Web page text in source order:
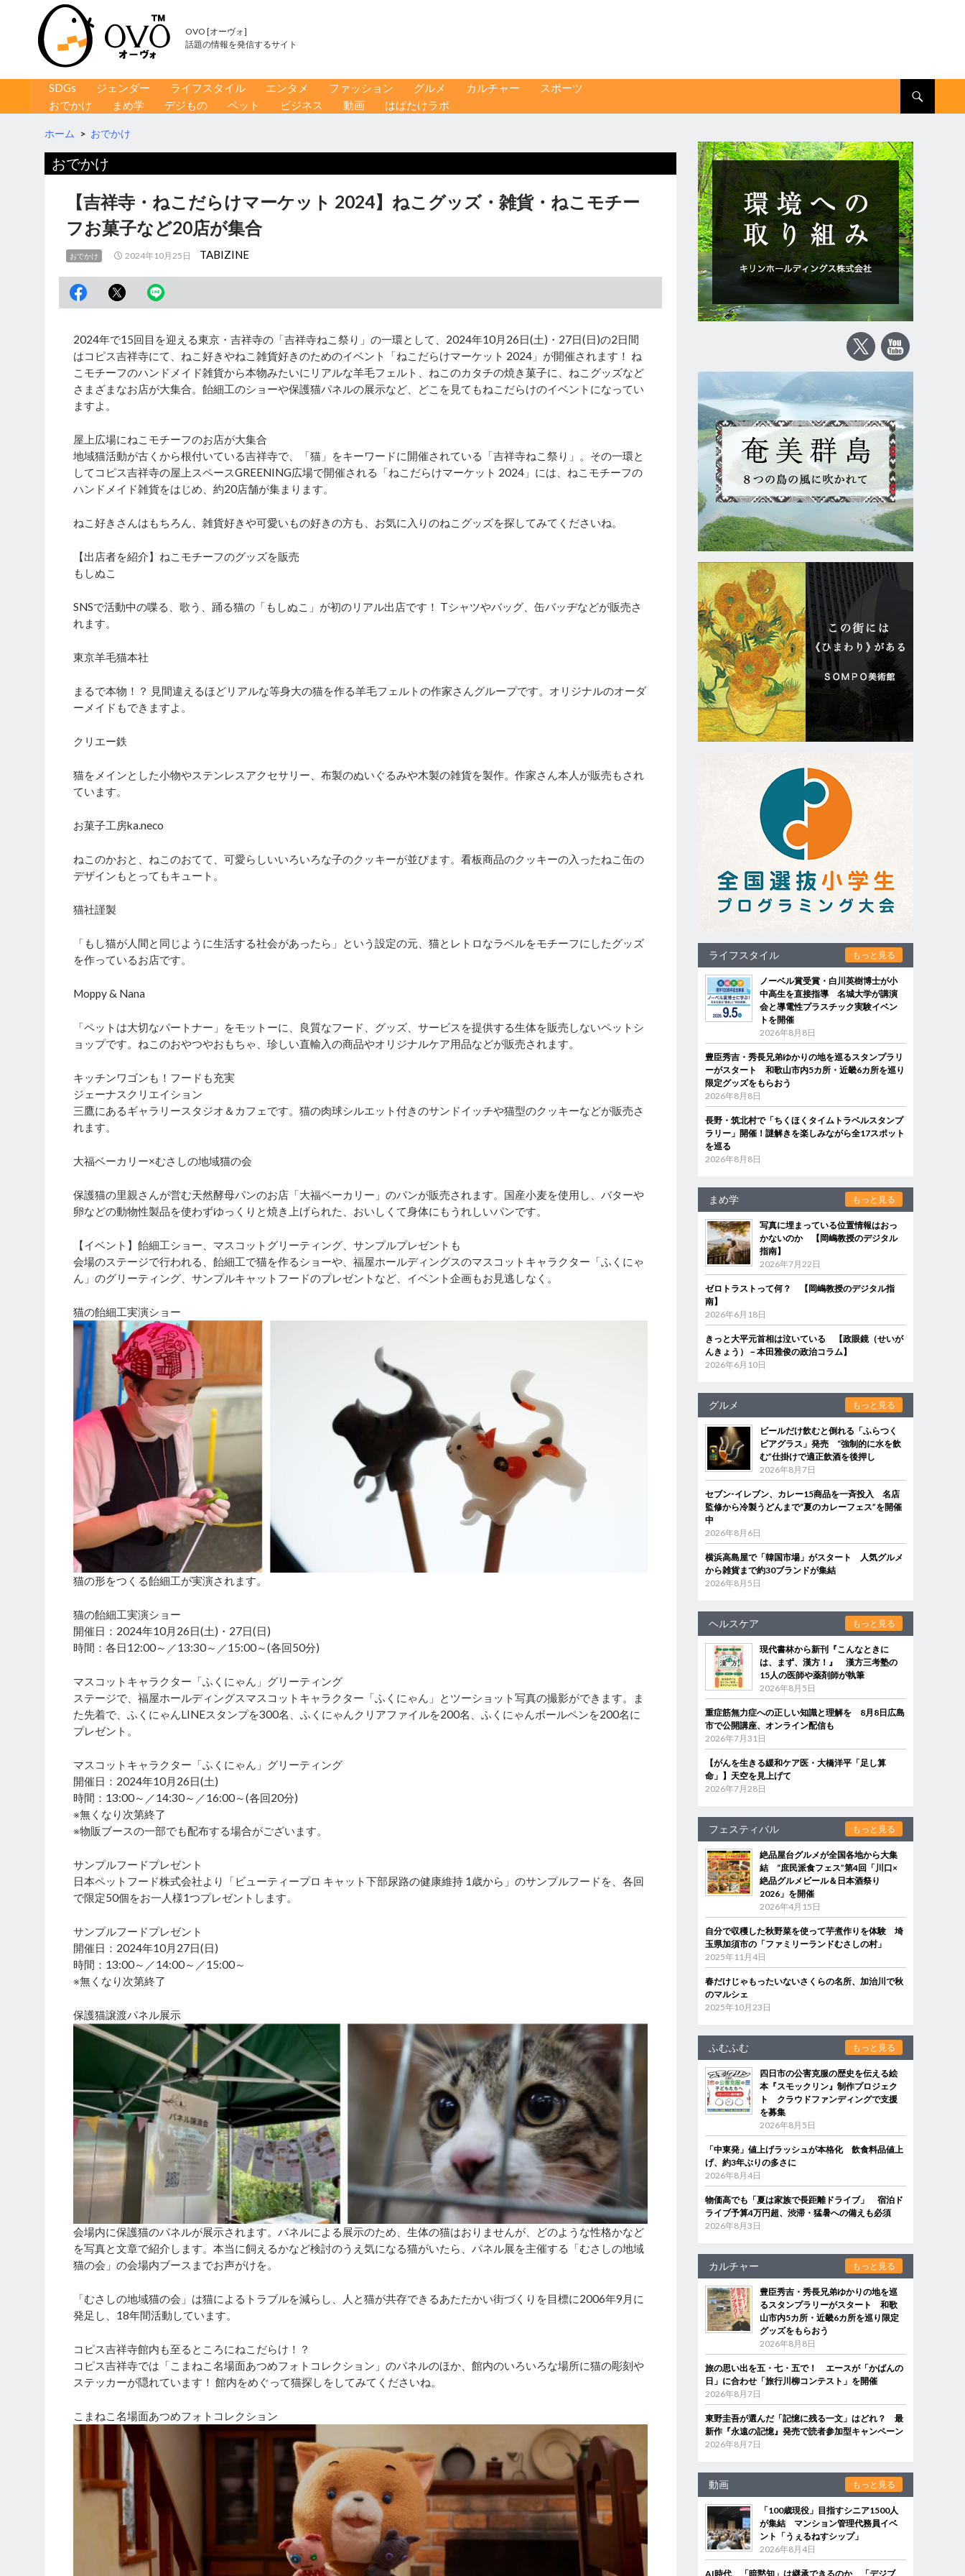
OVO [オーヴォ]
話題の情報を発信するサイト
コンテンツへ移動
SDGs ジェンダー ライフスタイル エンタメ ファッション グルメ カルチャー
スポーツ
おでかけ
まめ学 デジもの ペット ビジネス 動画 はばたけラボ
ホーム > おでかけ
おでかけ
【吉祥寺・ねこだらけマーケット 2024】ねこグッズ・雑貨・ねこモチー
フお菓子など20店が集合
おでかけ 2024年10月25日 TABIZINE
2024年で15回目を迎える東京・吉祥寺の「吉祥寺ねこ祭り」の一環として、2024年10月26日(土)・27日(日)の2日間
はコピス吉祥寺にて、ねこ好きやねこ雑貨好きのためのイベント「ねこだらけマーケット 2024」が開催されます！ ね
こモチーフのハンドメイド雑貨から本物みたいにリアルな羊毛フェルト、ねこのカタチの焼き菓子に、ねこグッズなど
さまざまなお店が大集合。飴細工のショーや保護猫パネルの展示など、どこを見てもねこだらけのイベントになってい
ますよ。
屋上広場にねこモチーフのお店が大集合
地域猫活動が古くから根付いている吉祥寺で、「猫」をキーワードに開催されている「吉祥寺ねこ祭り」。その一環と
してコピス吉祥寺の屋上スペースGREENING広場で開催される「ねこだらけマーケット 2024」には、ねこモチーフの
ハンドメイド雑貨をはじめ、約20店舗が集まります。
ねこ好きさんはもちろん、雑貨好きや可愛いもの好きの方も、お気に入りのねこグッズを探してみてくださいね。
【出店者を紹介】ねこモチーフのグッズを販売
もしぬこ
SNSで活動中の喋る、歌う、踊る猫の「もしぬこ」が初のリアル出店です！ Tシャツやバッグ、缶バッヂなどが販売さ
れます。
東京羊毛猫本社
まるで本物！？ 見間違えるほどリアルな等身大の猫を作る羊毛フェルトの作家さんグループです。オリジナルのオーダ
ーメイドもできますよ。
クリエー鉄
猫をメインとした小物やステンレスアクセサリー、布製のぬいぐるみや木製の雑貨を製作。作家さん本人が販売もされ
ています。
お菓子工房ka.neco
ねこのかおと、ねこのおてて、可愛らしいいろいろな子のクッキーが並びます。看板商品のクッキーの入ったねこ缶の
デザインもとってもキュート。
猫社謹製
「もし猫が人間と同じように生活する社会があったら」という設定の元、猫とレトロなラベルをモチーフにしたグッズ
を作っているお店です。
Moppy & Nana
「ペットは大切なパートナー」をモットーに、良質なフード、グッズ、サービスを提供する生体を販売しないペットシ
ョップです。ねこのおやつやおもちゃ、珍しい直輸入の商品やオリジナルケア用品などが販売されます。
キッチンワゴンも！フードも充実
ジェーナスクリエイション
三鷹にあるギャラリースタジオ＆カフェです。猫の肉球シルエット付きのサンドイッチや猫型のクッキーなどが販売さ
れます。
大福ベーカリー×むさしの地域猫の会
保護猫の里親さんが営む天然酵母パンのお店「大福ベーカリー」のパンが販売されます。国産小麦を使用し、バターや
卵などの動物性製品を使わずゆっくりと焼き上げられた、おいしくて身体にもうれしいパンです。
【イベント】飴細工ショー、マスコットグリーティング、サンプルプレゼントも
会場のステージで行われる、飴細工で猫を作るショーや、福屋ホールディングスのマスコットキャラクター「ふくにゃ
ん」のグリーティング、サンプルキャットフードのプレゼントなど、イベント企画もお見逃しなく。
猫の飴細工実演ショー
猫の形をつくる飴細工が実演されます。
猫の飴細工実演ショー
開催日：2024年10月26日(土)・27日(日)
時間：各日12:00～／13:30～／15:00～(各回50分)
マスコットキャラクター「ふくにゃん」グリーティング
ステージで、福屋ホールディングスマスコットキャラクター「ふくにゃん」とツーショット写真の撮影ができます。ま
た先着で、ふくにゃんLINEスタンプを300名、ふくにゃんクリアファイルを200名、ふくにゃんボールペンを200名に
プレゼント。
マスコットキャラクター「ふくにゃん」グリーティング
開催日：2024年10月26日(土)
時間：13:00～／14:30～／16:00～(各回20分)
※無くなり次第終了
※物販ブースの一部でも配布する場合がございます。
サンプルフードプレゼント
日本ペットフード株式会社より「ビューティープロ キャット下部尿路の健康維持 1歳から」のサンプルフードを、各回
で限定50個をお一人様1つプレゼントします。
サンプルフードプレゼント
開催日：2024年10月27日(日)
時間：13:00～／14:00～／15:00～
※無くなり次第終了
保護猫譲渡パネル展示
会場内に保護猫のパネルが展示されます。パネルによる展示のため、生体の猫はおりませんが、どのような性格かなど
を写真と文章で紹介します。本当に飼えるかなど検討のうえ気になる猫がいたら、パネル展を主催する「むさしの地域
猫の会」の会場内ブースまでお声がけを。
「むさしの地域猫の会」は猫によるトラブルを減らし、人と猫が共存できるあたたかい街づくりを目標に2006年9月に
発足し、18年間活動しています。
コピス吉祥寺館内も至るところにねこだらけ！？
コピス吉祥寺では「こまねこ名場面あつめフォトコレクション」のパネルのほか、館内のいろいろな場所に猫の彫刻や
ステッカーが隠れています！ 館内をめぐって猫探しをしてみてくださいね。
こまねこ名場面あつめフォトコレクション
ライフスタイル もっと見る
ノーベル賞受賞・白川英樹博士が小
中高生を直接指導 名城大学が講演
会と導電性プラスチック実験イベン
トを開催
2026年8月8日
豊臣秀吉・秀長兄弟ゆかりの地を巡るスタンプラリ
ーがスタート 和歌山市内5カ所・近畿6カ所を巡り
限定グッズをもらおう
2026年8月8日
長野・筑北村で「ちくほくタイムトラベルスタンプ
ラリー」開催！謎解きを楽しみながら全17スポット
を巡る
2026年8月8日
まめ学 もっと見る
写真に埋まっている位置情報はおっ
かないのか 【岡嶋教授のデジタル
指南】
2026年7月22日
ゼロトラストって何？ 【岡嶋教授のデジタル指
南】
2026年6月18日
きっと大平元首相は泣いている 【政眼鏡（せいが
んきょう）－本田雅俊の政治コラム】
2026年6月10日
グルメ もっと見る
ビールだけ飲むと倒れる「ふらつく
ビアグラス」発売 “強制的に水を飲
む”仕掛けで適正飲酒を後押し
2026年8月7日
セブン‐イレブン、カレー15商品を一斉投入 名店
監修から冷製うどんまで“夏のカレーフェス”を開催
中
2026年8月6日
横浜高島屋で「韓国市場」がスタート 人気グルメ
から雑貨まで約30ブランドが集結
2026年8月5日
ヘルスケア もっと見る
現代書林から新刊『こんなときに
は、まず、漢方！』 漢方三考塾の
15人の医師や薬剤師が執筆
2026年8月5日
重症筋無力症への正しい知識と理解を 8月8日広島
市で公開講座、オンライン配信も
2026年7月31日
【がんを生きる緩和ケア医・大橋洋平「足し算
命」】天空を見上げて
2026年7月28日
フェスティバル もっと見る
絶品屋台グルメが全国各地から大集
結 “庶民派食フェス”第4回「川口×
絶品グルメビール＆日本酒祭り
2026」を開催
2026年4月15日
自分で収穫した秋野菜を使って芋煮作りを体験 埼
玉県加須市の「ファミリーランドむさしの村」
2025年11月4日
春だけじゃもったいないさくらの名所、加治川で秋
のマルシェ
2025年10月23日
ふむふむ もっと見る
四日市の公害克服の歴史を伝える絵
本『スモックリン』制作プロジェク
ト クラウドファンディングで支援
を募集
2026年8月5日
「中東発」値上げラッシュが本格化 飲食料品値上
げ、約3年ぶりの多さに
2026年8月4日
物価高でも「夏は家族で長距離ドライブ」 宿泊ド
ライブ予算4万円超、渋滞・猛暑への備えも必須
2026年8月3日
カルチャー もっと見る
豊臣秀吉・秀長兄弟ゆかりの地を巡
るスタンプラリーがスタート 和歌
山市内5カ所・近畿6カ所を巡り限定
グッズをもらおう
2026年8月8日
旅の思い出を五・七・五で！ エースが「かばんの
日」に合わせ「旅行川柳コンテスト」を開催
2026年8月7日
東野圭吾が選んだ「記憶に残る一文」はどれ？ 最
新作『永遠の記憶』発売で読者参加型キャンペーン
2026年8月7日
動画 もっと見る
「100歳現役」目指すシニア1500人
が集結 マンション管理代務員イベ
ント「うぇるねすシップ」
2026年8月4日
AI時代、「暗黙知」は継承できるのか 「デジブ